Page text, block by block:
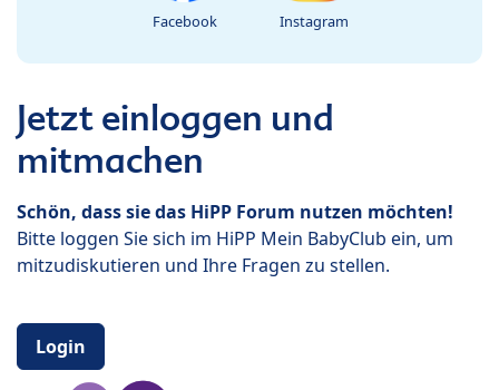
Facebook Instagram
Jetzt einloggen und
mitmachen
Schön, dass sie das HiPP Forum nutzen möchten!
Bitte loggen Sie sich im HiPP Mein BabyClub ein, um
mitzudiskutieren und Ihre Fragen zu stellen.
Login